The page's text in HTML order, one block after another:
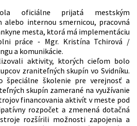
oficiálne prijatá mestským
alebo internou smernicou, pracovná
mesta, ktorá má implementáciu
práce - Mgr. Kristína Tchirová /
a komunikácie.
aktivity, ktorých cieľom bolo
zraniteľných skupín vo Svidníku.
špeciálne školenie pre verejnosť a
skupín zamerané na využívanie
financovania aktivít v meste pod
rozpočet a zmenená dotačná
rozšírili možnosti zapojenia a